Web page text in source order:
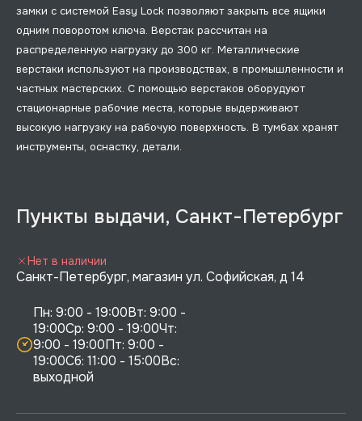
замки с системой Easy Lock позволяют закрыть все ящики
одним поворотом ключа. Верстак рассчитан на
распределенную нагрузку до 300 кг. Металлические
верстаки используют на производствах, в промышленности и
частных мастерских. С помощью верстаков оборудуют
стационарные рабочие места, которые выдерживают
высокую нагрузку на рабочую поверхность. В тумбах хранят
инструменты, оснастку, детали.
Пункты выдачи, Санкт-Петербург
Санкт-Петербург, магазин ул. Софийская, д 14
Пн: 9:00 - 19:00Вт: 9:00 -
19:00Ср: 9:00 - 19:00Чт:
9:00 - 19:00Пт: 9:00 -
19:00Сб: 11:00 - 15:00Вс:
выходной
Нет в наличии